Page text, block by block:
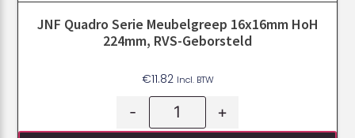
JNF Quadro Serie Meubelgreep 16x16mm HoH
224mm, RVS-Geborsteld
€11.82 Incl. BTW
- +